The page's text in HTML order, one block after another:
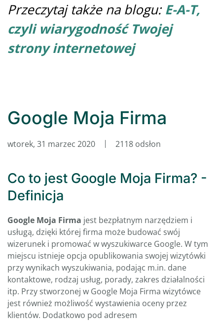
Przeczytaj także na blogu: E-A-T,
czyli wiarygodność Twojej
strony internetowej
Google Moja Firma
wtorek, 31 marzec 2020 2118 odsłon
Co to jest Google Moja Firma? -
Definicja
Google Moja Firma jest bezpłatnym narzędziem i
usługą, dzięki której firma może budować swój
wizerunek i promować w wyszukiwarce Google. W tym
miejscu istnieje opcja opublikowania swojej wizytówki
przy wynikach wyszukiwania, podając m.in. dane
kontaktowe, rodzaj usług, porady, zakres działalności
itp. Przy stworzonej w Google Moja Firma wizytówce
jest również możliwość wystawienia oceny przez
klientów. Dodatkowo pod adresem